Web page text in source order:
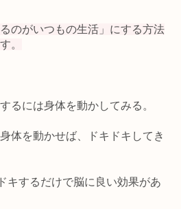
のがいつもの生活」にする方法
。
るには身体を動かしてみる。
体を動かせば、ドキドキしてき
キするだけで脳に良い効果があ